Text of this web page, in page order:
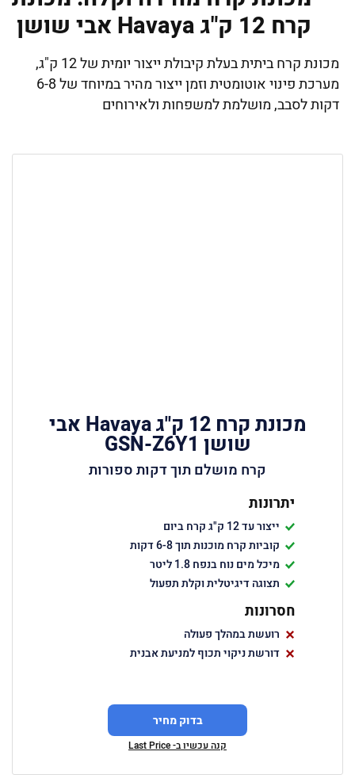
קרח 12 ק"ג Havaya אבי שושן
מכונת קרח ביתית בעלת קיבולת ייצור יומית של 12 ק"ג,
מערכת פינוי אוטומטית וזמן ייצור מהיר במיוחד של 6-8
דקות לסבב, מושלמת למשפחות ולאירוחים
מכונת קרח 12 ק"ג Havaya אבי
שושן GSN-Z6Y1
קרח מושלם תוך דקות ספורות
יתרונות
ייצור עד 12 ק"ג קרח ביום
קוביות קרח מוכנות תוך 6-8 דקות
מיכל מים נוח בנפח 1.8 ליטר
תצוגה דיגיטלית וקלת תפעול
חסרונות
רועשת במהלך פעולה
דורשת ניקוי תכוף למניעת אבנית
בדוק מחיר
קנה עכשיו ב- Last Price